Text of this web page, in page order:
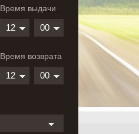
Время выдачи
12 00
Время возврата
12 00